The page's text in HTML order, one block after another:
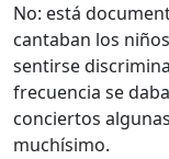
No: está
cantaban los
sentirse
frecuencia se
conciertos
muchísimo.